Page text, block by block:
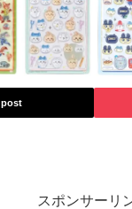
post
スポンサーリ